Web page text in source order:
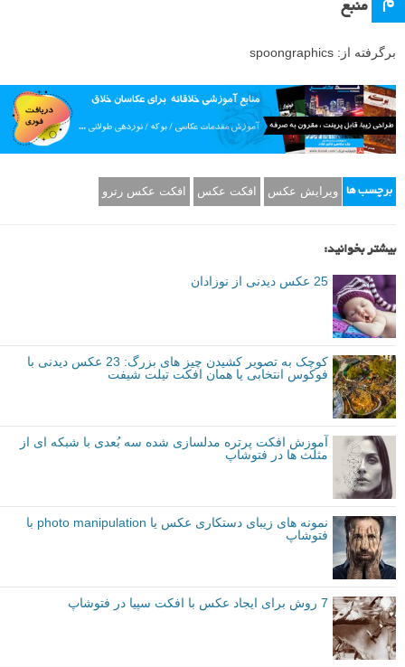
منبع
برگرفته از: spoongraphics
برچسب ها ویرایش عکس افکت عکس افکت عکس رترو
بیشتر بخوانید:
25 عکس دیدنی از نوزادان
کوچک به تصویر کشیدن چیز های بزرگ: 23 عکس دیدنی با
فوکوس انتخابی یا همان افکت تیلت شیفت
آموزش افکت پرتره مدلسازی شده سه بُعدی با شبکه ای از
مثلث ها در فتوشاپ
نمونه های زیبای دستکاری عکس یا photo manipulation با
فتوشاپ
7 روش برای ایجاد عکس با افکت سپیا در فتوشاپ